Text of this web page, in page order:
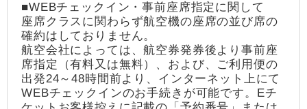
■WEBチェックイン・事前座席指定に関して
座席クラスに関わらず航空機の座席の並び席の
確約はしておりません。
航空会社によっては、航空券発券後より事前座
席指定（有料又は無料）、および、ご利用便の
出発24～48時間前より、インターネット上にて
WEBチェックインのお手続きが可能です。Eチ